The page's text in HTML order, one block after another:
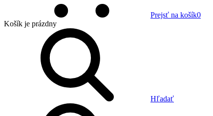
Prejsť na košík0
Košík je prázdny
Hľadať